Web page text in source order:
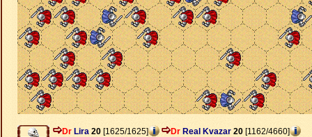
Dr Lira 20 [1625/1625] Dr Real Kvazar 20 [1162/4660]